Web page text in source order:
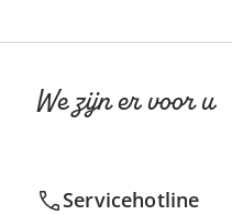
We zijn er voor u
Servicehotline